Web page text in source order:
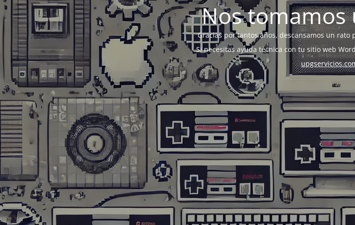
Nos
Gracias por tantos años, descansamos un
Si necesitas ayuda técnica con tu sitio web